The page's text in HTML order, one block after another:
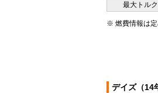
最大トルク
※ 燃費情報は定
デイズ（14